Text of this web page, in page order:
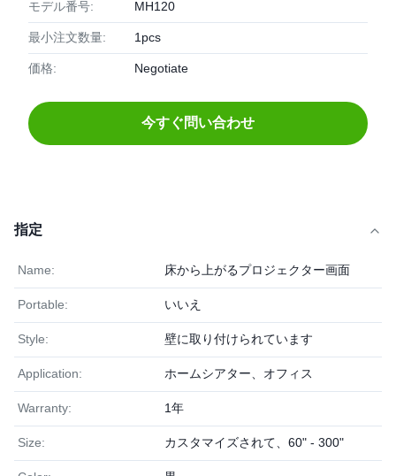
モデル番号: MH120
最小注文数量: 1pcs
価格: Negotiate
今すぐ問い合わせ
指定
Name: 床から上がるプロジェクター画面
Portable: いいえ
Style: 壁に取り付けられています
Application: ホームシアター、オフィス
Warranty: 1年
Size: カスタマイズされて、60" - 300"